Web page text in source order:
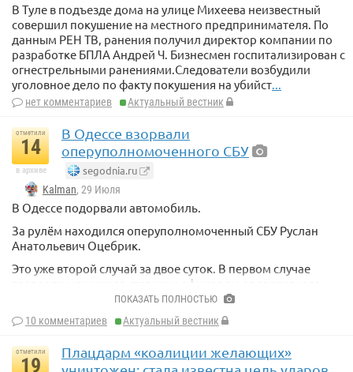
В Туле в подъезде дома на улице Михеева неизвестный
совершил покушение на местного предпринимателя. По
данным РЕН ТВ, ранения получил директор компании по
разработке БПЛА Андрей Ч. Бизнесмен госпитализирован с
огнестрельными ранениями.Следователи возбудили
уголовное дело по факту покушения на убийст
нет комментариев Актуальный вестник
отметили
14
в архиве
В Одессе взорвали
оперуполномоченного СБУ
segodnia.ru
Kalman, 29 Июля
В Одессе подорвали автомобиль.
За рулём находился оперуполномоченный СБУ Руслан
Анатольевич Оцебрик.
Это уже второй случай за двое суток. В первом случае
взорвали машину со старшим офицером оперативного
отдела управления логистики штаба Командования ВМС
ВС Украины Вячеславом Сазоновым, но он выжил.
ПОКАЗАТЬ ПОЛНОСТЬЮ
10 комментариев Актуальный вестник
отметили
19
Плацдарм «коалиции желающих»